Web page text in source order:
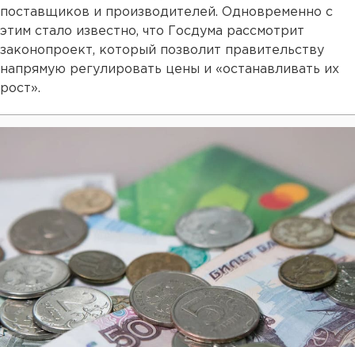
поставщиков и производителей. Одновременно с
этим стало известно, что Госдума рассмотрит
законопроект, который позволит правительству
напрямую регулировать цены и «останавливать их
рост».